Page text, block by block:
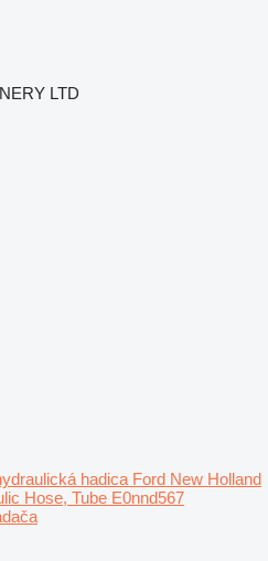
LTD
hadica Ford New Holland
Hose, Tube E0nnd567